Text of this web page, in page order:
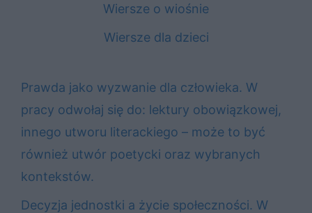
Wiersze o wiośnie
Wiersze dla dzieci
Prawda jako wyzwanie dla człowieka. W
pracy odwołaj się do: lektury obowiązkowej,
innego utworu literackiego – może to być
również utwór poetycki oraz wybranych
kontekstów.
Decyzja jednostki a życie społeczności. W